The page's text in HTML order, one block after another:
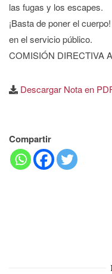
las fugas y los escapes.
¡Basta de poner el
en el servicio público.
COMISIÓN DIRECTIVA
Descargar Nota en
Compartir